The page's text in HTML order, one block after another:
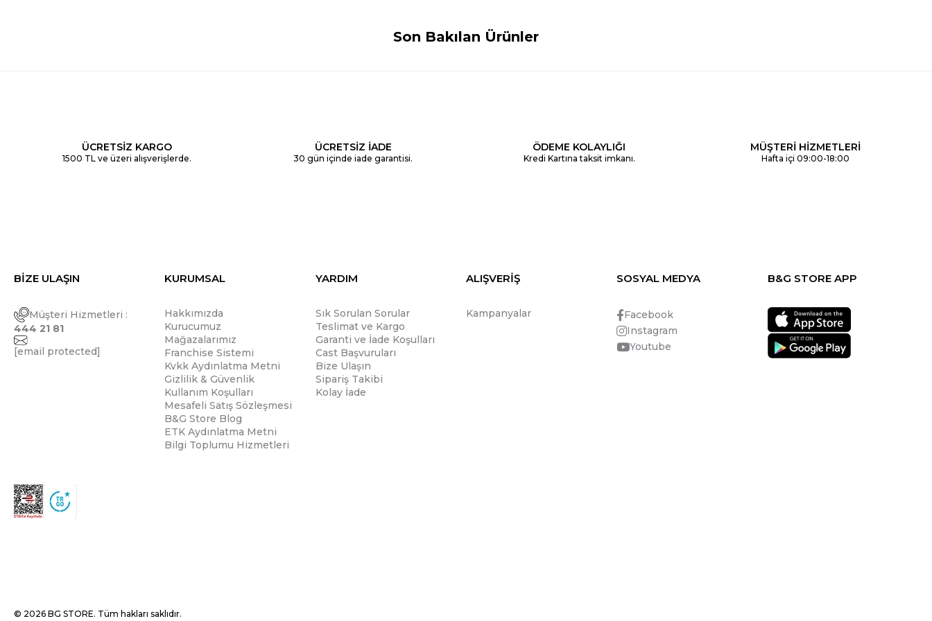
Son Bakılan Ürünler
ÜCRETSİZ KARGO
1500 TL ve üzeri alışverişlerde.
ÜCRETSİZ İADE
30 gün içinde iade garantisi.
ÖDEME KOLAYLIĞI
Kredi Kartına taksit imkanı.
MÜŞTERİ HİZMETLERİ
Hafta içi 09:00-18:00
BİZE ULAŞIN
Müşteri Hizmetleri :
444 21 81
[email protected]
KURUMSAL
Hakkımızda
Kurucumuz
Mağazalarımız
Franchise Sistemi
Kvkk Aydınlatma Metni
Gizlilik & Güvenlik
Kullanım Koşulları
Mesafeli Satış Sözleşmesi
B&G Store Blog
ETK Aydınlatma Metni
Bilgi Toplumu Hizmetleri
YARDIM
Sık Sorulan Sorular
Teslimat ve Kargo
Garanti ve İade Koşulları
Cast Başvuruları
Bize Ulaşın
Sipariş Takibi
Kolay İade
ALIŞVERİŞ
Kampanyalar
SOSYAL MEDYA
Facebook
Instagram
Youtube
B&G STORE APP
© 2026 BG STORE. Tüm hakları saklıdır.